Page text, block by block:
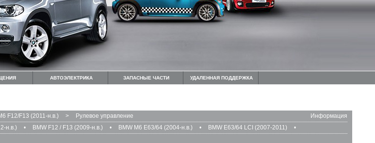
АВТОЭЛЕКТРИКА ЗАПАСНЫЕ ЧАСТИ УДАЛЕННАЯ ПОДДЕРЖКА
Информация
F12/F13 (2011-н.в.) >
Рулевое управление
н.в.) • BMW F12 / F13 (2009-н.в.) • BMW M6 E63/64 (2004-н.в.) • BMW E63/64 LCI (2007-2011)
•